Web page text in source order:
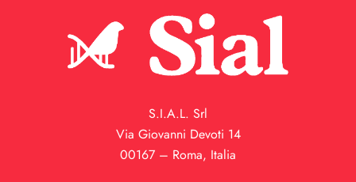
S.I.A.L. Srl
Via Giovanni Devoti 14
00167 – Roma, Italia